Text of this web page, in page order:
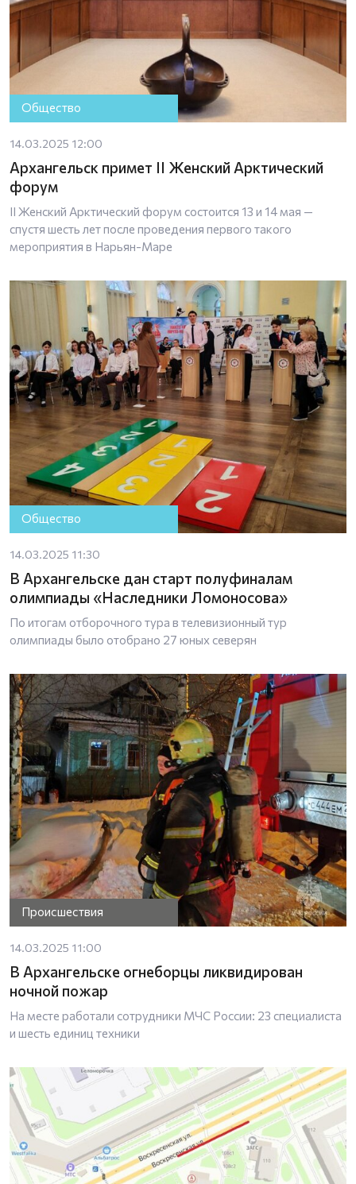
Общество
14.03.2025 12:00
Архангельск примет II Женский Арктический
форум
II Женский Арктический форум состоится 13 и 14 мая —
спустя шесть лет после проведения первого такого
мероприятия в Нарьян-Маре
Общество
14.03.2025 11:30
В Архангельске дан старт полуфиналам
олимпиады «Наследники Ломоносова»
По итогам отборочного тура в телевизионный тур
олимпиады было отобрано 27 юных северян
Происшествия
14.03.2025 11:00
В Архангельске огнеборцы ликвидирован
ночной пожар
На месте работали сотрудники МЧС России: 23 специалиста
и шесть единиц техники